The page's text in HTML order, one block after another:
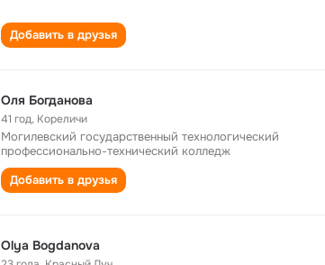
Добавить в друзья
Оля Богданова
41 год, Кореличи
Могилевский государственный технологический
профессионально-технический колледж
Добавить в друзья
Olya Bogdanova